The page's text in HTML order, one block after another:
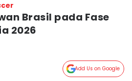
Brasil pada Fase
2026
Add Us on Google